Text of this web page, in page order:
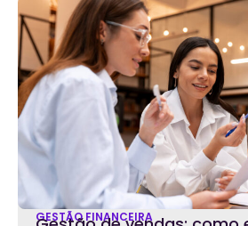
GESTÃO FINANCEIRA